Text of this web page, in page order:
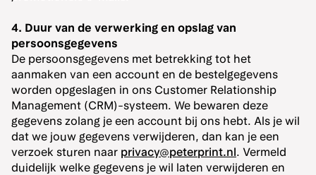
4. Duur van de verwerking en opslag van
persoonsgegevens
De persoonsgegevens met betrekking tot het
aanmaken van een account en de bestelgegevens
worden opgeslagen in ons Customer Relationship
Management (CRM)-systeem. We bewaren deze
gegevens zolang je een account bij ons hebt. Als je wil
dat we jouw gegevens verwijderen, dan kan je een
verzoek sturen naar privacy@peterprint.nl. Vermeld
duidelijk welke gegevens je wil laten verwijderen en